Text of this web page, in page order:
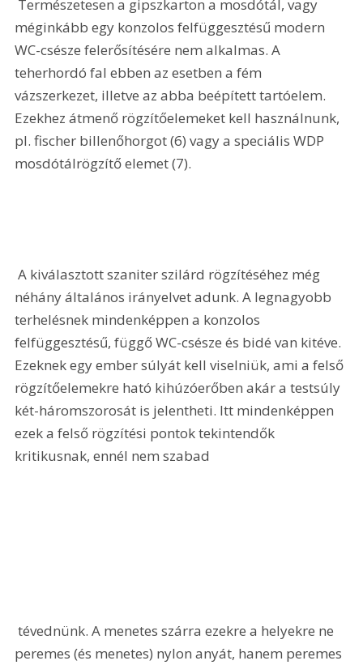
méginkább egy konzolos felfüggesztésű modern
WC-csésze felerősítésére nem alkalmas. A
teherhordó fal ebben az esetben a fém
vázszerkezet, illetve az abba beépített tartóelem.
Ezekhez átmenő rögzítőelemeket kell használnunk,
pl. fischer billenőhorgot (6) vagy a speciális WDP
mosdótálrögzítő elemet (7).
A kiválasztott szaniter szilárd rögzítéséhez még
néhány általános irányelvet adunk. A legnagyobb
terhelésnek mindenképpen a konzolos
felfüggesztésű, függő WC-csésze és bidé van kitéve.
Ezeknek egy ember súlyát kell viselniük, ami a felső
rögzítőelemekre ható kihúzóerőben akár a testsúly
két-háromszorosát is jelentheti. Itt mindenképpen
ezek a felső rögzítési pontok tekintendők
kritikusnak, ennél nem szabad
tévednünk. A menetes szárra ezekre a helyekre ne
peremes (és menetes) nylon anyát, hanem peremes